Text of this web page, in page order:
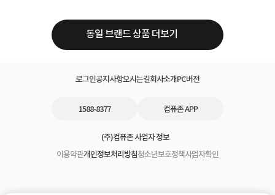
동일 브랜드 상품 더보기
로그인공지사항오시는길회사소개PC버전
1588-8377 컴퓨존 APP
(주)컴퓨존 사업자 정보
이용약관개인정보처리방침청소년보호정책사업자확인